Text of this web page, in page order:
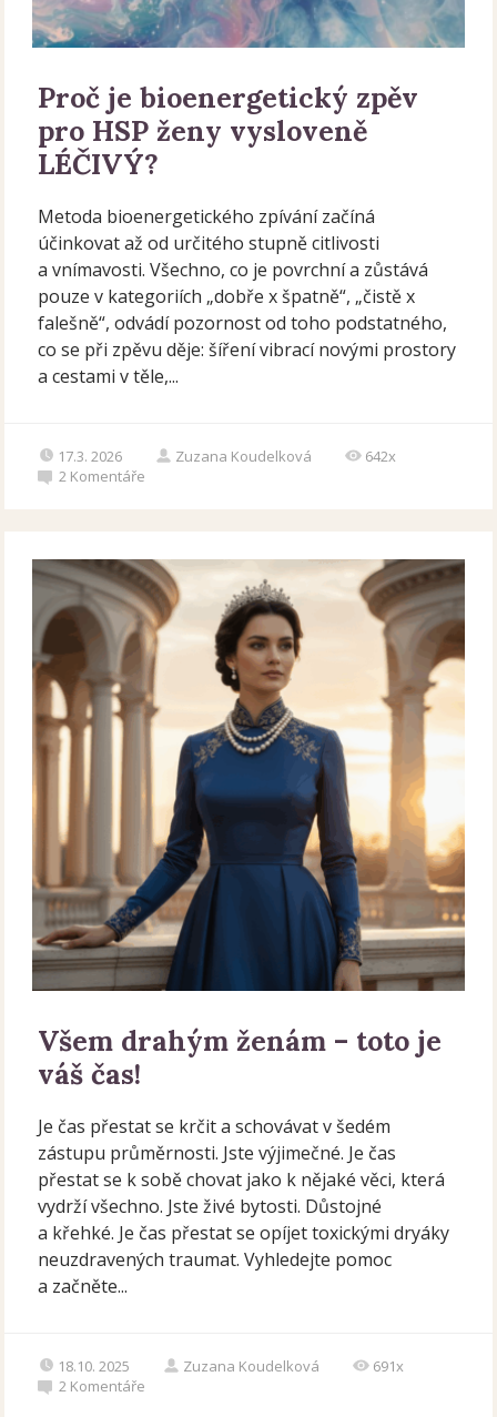
Proč je bioenergetický zpěv
pro HSP ženy vysloveně
LÉČIVÝ?
Metoda bioenergetického zpívání začíná
účinkovat až od určitého stupně citlivosti
a vnímavosti. Všechno, co je povrchní a zůstává
pouze v kategoriích „dobře x špatně“, „čistě x
falešně“, odvádí pozornost od toho podstatného,
co se při zpěvu děje: šíření vibrací novými prostory
a cestami v těle,...
17.3. 2026 Zuzana Koudelková
642x
2 Komentáře
Všem drahým ženám – toto je
váš čas!
Je čas přestat se krčit a schovávat v šedém
zástupu průměrnosti. Jste výjimečné. Je čas
přestat se k sobě chovat jako k nějaké věci, která
vydrží všechno. Jste živé bytosti. Důstojné
a křehké. Je čas přestat se opíjet toxickými dryáky
neuzdravených traumat. Vyhledejte pomoc
a začněte...
18.10. 2025 Zuzana Koudelková
691x
2 Komentáře